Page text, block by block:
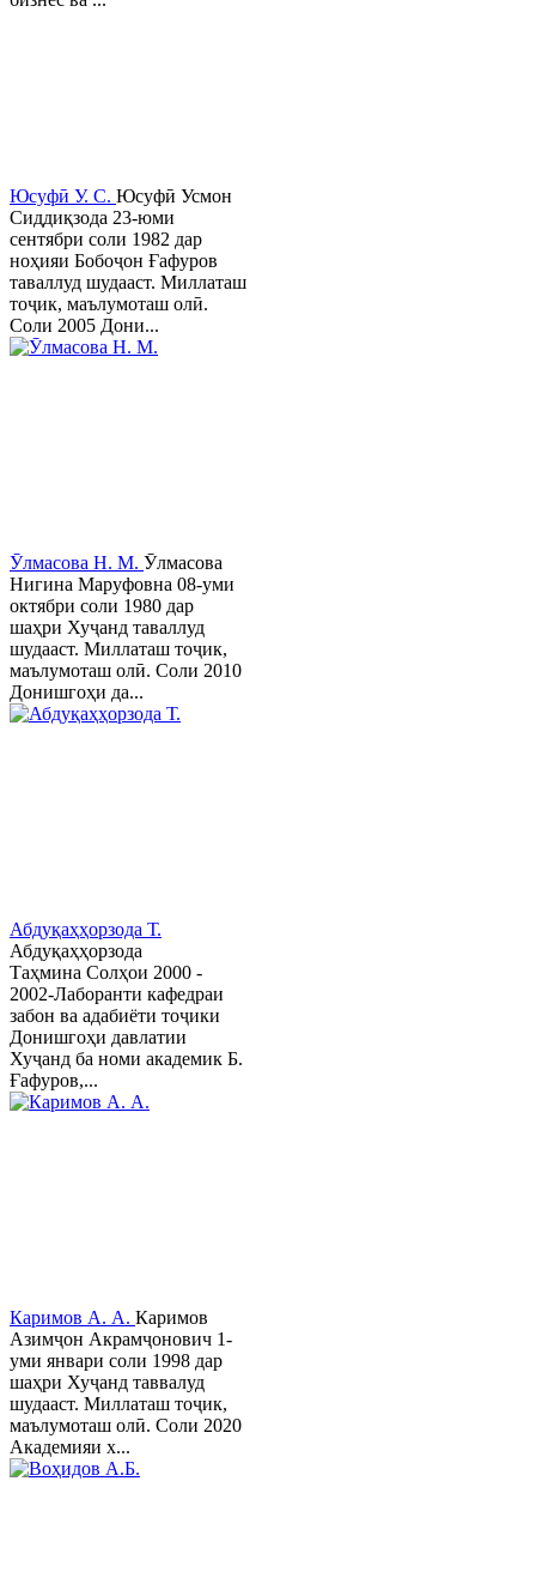
Юсуфӣ У. C. Юсуфӣ Усмон
Сиддиқзода 23-юми
сентябри соли 1982 дар
ноҳияи Бобоҷон Ғафуров
таваллуд шудааст. Миллаташ
тоҷик, маълумоташ олӣ.
Соли 2005 Дони...
Ӯлмасова Н. М. Ӯлмасова
Нигина Маруфовна 08-уми
октябри соли 1980 дар
шаҳри Хуҷанд таваллуд
шудааст. Миллаташ тоҷик,
маълумоташ олӣ. Соли 2010
Донишгоҳи да...
Абдуқаҳҳорзода Т.
Абдуқаҳҳорзода
Таҳмина Солҳои 2000 -
2002-Лаборанти кафедраи
забон ва адабиёти тоҷики
Донишгоҳи давлатии
Хуҷанд ба номи академик Б.
Ғафуров,...
Каримов А. А. Каримов
Азимҷон Акрамҷонович 1-
уми январи соли 1998 дар
шаҳри Хуҷанд таввалуд
шудааст. Миллаташ тоҷик,
маълумоташ олӣ. Соли 2020
Академияи х...